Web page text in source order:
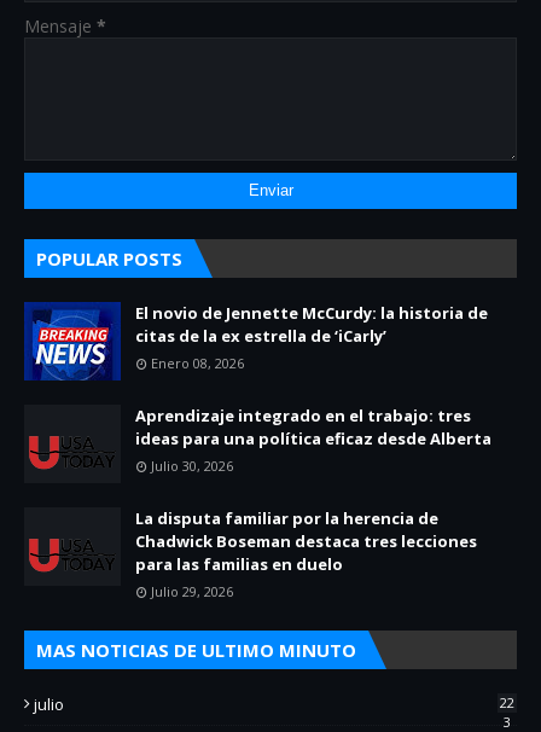
Mensaje *
POPULAR POSTS
El novio de Jennette McCurdy: la historia de
citas de la ex estrella de ‘iCarly’
Enero 08, 2026
Aprendizaje integrado en el trabajo: tres
ideas para una política eficaz desde Alberta
Julio 30, 2026
La disputa familiar por la herencia de
Chadwick Boseman destaca tres lecciones
para las familias en duelo
Julio 29, 2026
MAS NOTICIAS DE ULTIMO MINUTO
julio
22
3